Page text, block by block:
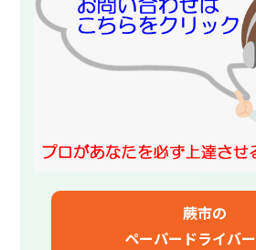
蕨市の
ペーパードライバ